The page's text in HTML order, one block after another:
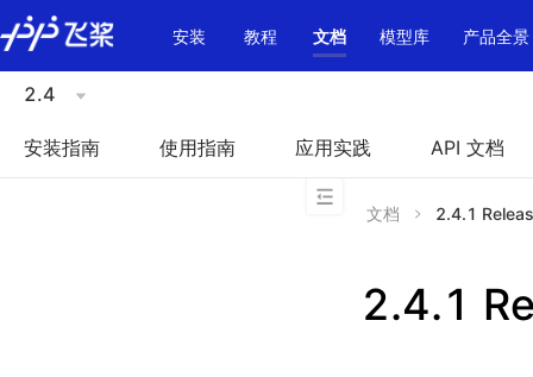
\u200E
安装
教程 文档 模型库 产品全景
2.4
安装指南 使用指南 应用实践 API 文档
文档 2.4.1
2.4.1